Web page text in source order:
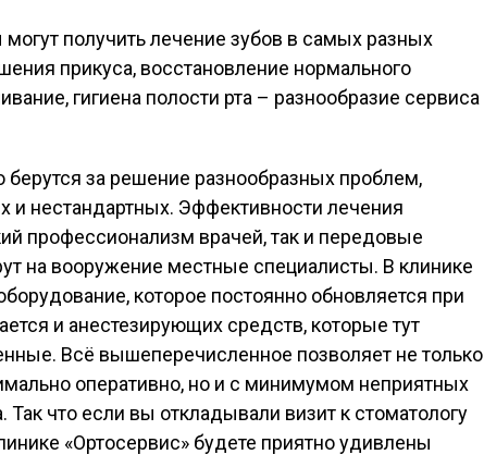
получить лечение зубов в самых разных
прикуса, восстановление нормального
гигиена полости рта – разнообразие сервиса
берутся за решение разнообразных проблем,
нестандартных. Эффективности лечения
профессионализм врачей, так и передовые
на вооружение местные специалисты. В клинике
которое постоянно обновляется при
и анестезирующих средств, которые тут
Всё вышеперечисленное позволяет не только
оперативно, но и с минимумом неприятных
что если вы откладывали визит к стоматологу
«Ортосервис» будете приятно удивлены